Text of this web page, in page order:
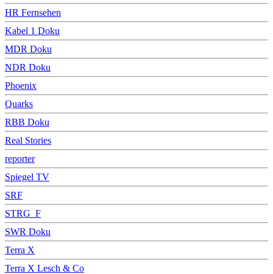
HR Fernsehen
Kabel 1 Doku
MDR Doku
NDR Doku
Phoenix
Quarks
RBB Doku
Real Stories
reporter
Spiegel TV
SRF
STRG_F
SWR Doku
Terra X
Terra X Lesch & Co